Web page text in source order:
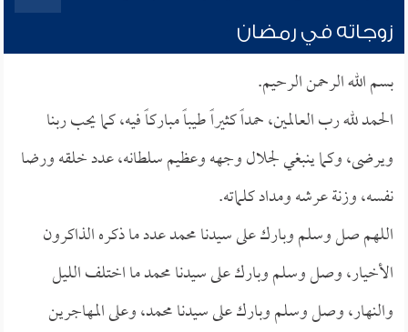
زوجاته في رمضان
بسم الله الرحمن الرحيم.
الحمد لله رب العالمين، حمداً كثيراً طيباً مباركاً فيه، كما يحب ربنا
ويرضى، وكما ينبغي لجلال وجهه وعظيم سلطانه، عدد خلقه ورضا
نفسه، وزنة عرشه ومداد كلماته.
اللهم صل وسلم وبارك على سيدنا محمد عدد ما ذكره الذاكرون
الأخيار، وصل وسلم وبارك على سيدنا محمد ما اختلف الليل
والنهار، وصل وسلم وبارك على سيدنا محمد، وعلى المهاجرين